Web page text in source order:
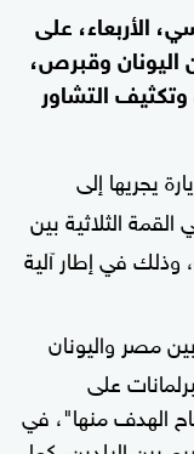
الأربعاء، على
اليونان وقبرص،
التشاور
يجريها إلى
الثلاثية بين
وذلك في إطار آلية
مصر واليونان
على
الهدف منها"، في